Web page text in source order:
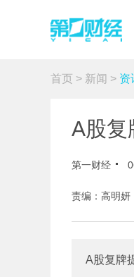
首页 > 新闻 > 资
A股复
第一财经
责编：高明妍
A股复牌